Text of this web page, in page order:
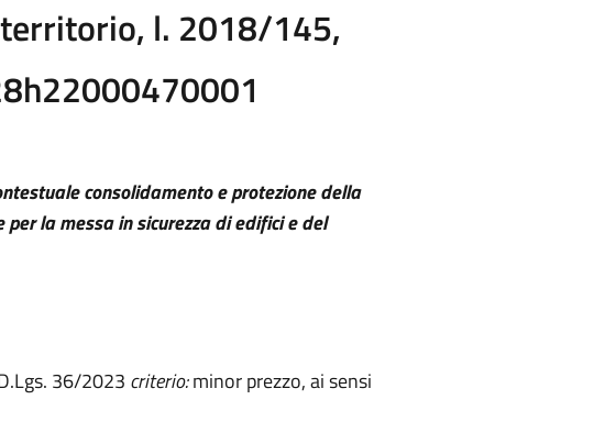
territorio, l. 2018/145,
consolidamento e protezione della
la messa in sicurezza di edifici e del
36/2023 criterio:minor prezzo, ai sensi